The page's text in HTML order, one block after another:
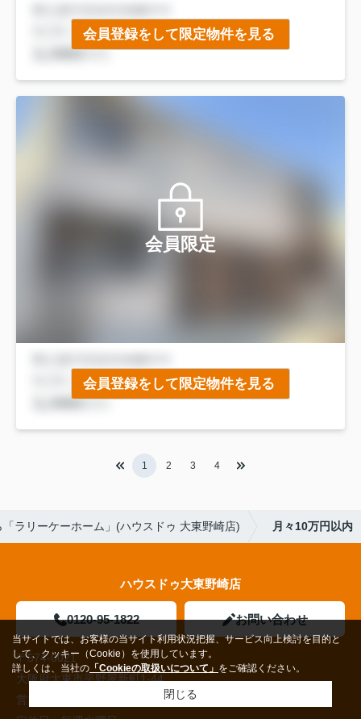
会員登録をして限定物件を見る
会員限定
会員登録をして限定物件を見る
1 2 3 4
ラリーケーホーム」(ハウスドゥ 大東野崎店) 月々10万円以内
ハウスドゥ大東野崎店
0120-95-1822 お問い合わせ
〒574-0021
大阪府大東市平野屋新町1-44
営業時間：
当サイトでは、お客様の当サイト利用状況把握、サービス向上検討を目的と
して、クッキー（Cookie）を使用しています。
詳しくは、当社の 「Cookieの取扱いについて」 をご確認ください。
閉じる